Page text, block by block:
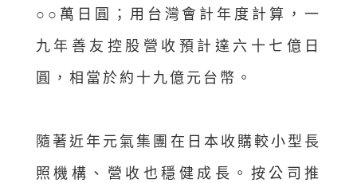
○○萬日圓；用台灣會計年度計算，一
九年善友控股營收預計達六十七億日
圓，相當於約十九億元台幣。
隨著近年元氣集團在日本收購較小型長
照機構、營收也穩健成長。按公司推